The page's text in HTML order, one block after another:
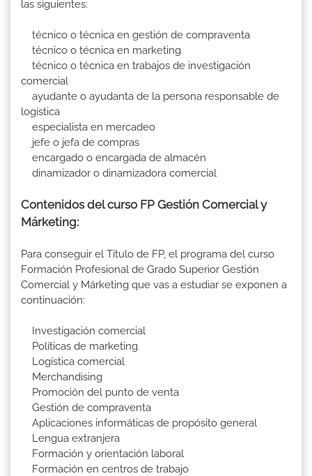
las siguientes:
técnico o técnica en gestión de compraventa
técnico o técnica en marketing
técnico o técnica en trabajos de investigación
comercial
ayudante o ayudanta de la persona responsable de
logística
especialista en mercadeo
jefe o jefa de compras
encargado o encargada de almacén
dinamizador o dinamizadora comercial
Contenidos del curso FP Gestión Comercial y
Márketing:
Para conseguir el Título de FP, el programa del curso
Formación Profesional de Grado Superior Gestión
Comercial y Márketing que vas a estudiar se exponen a
continuación:
Investigación comercial
Políticas de marketing
Logística comercial
Merchandising
Promoción del punto de venta
Gestión de compraventa
Aplicaciones informáticas de propósito general
Lengua extranjera
Formación y orientación laboral
Formación en centros de trabajo